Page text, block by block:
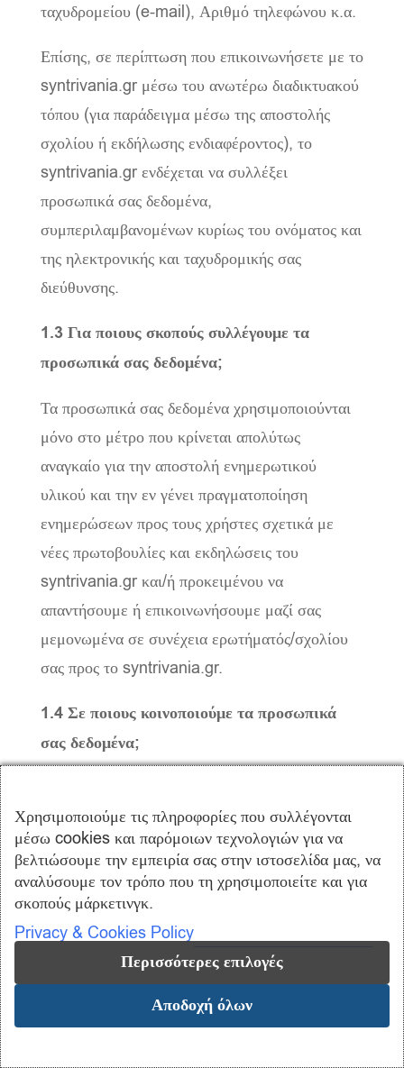
ταχυδρομείου (e-mail), Αριθμό τηλεφώνου κ.α.
Επίσης, σε περίπτωση που επικοινωνήσετε με το
syntrivania.gr μέσω του ανωτέρω διαδικτυακού
τόπου (για παράδειγμα μέσω της αποστολής
σχολίου ή εκδήλωσης ενδιαφέροντος), το
syntrivania.gr ενδέχεται να συλλέξει
προσωπικά σας δεδομένα,
συμπεριλαμβανομένων κυρίως του ονόματος και
της ηλεκτρονικής και ταχυδρομικής σας
διεύθυνσης.
1.3 Για ποιους σκοπούς συλλέγουμε τα
προσωπικά σας δεδομένα;
Τα προσωπικά σας δεδομένα χρησιμοποιούνται
μόνο στο μέτρο που κρίνεται απολύτως
αναγκαίο για την αποστολή ενημερωτικού
υλικού και την εν γένει πραγματοποίηση
ενημερώσεων προς τους χρήστες σχετικά με
νέες πρωτοβουλίες και εκδηλώσεις του
syntrivania.gr και/ή προκειμένου να
απαντήσουμε ή επικοινωνήσουμε μαζί σας
μεμονωμένα σε συνέχεια ερωτήματός/σχολίου
σας προς το syntrivania.gr.
1.4 Σε ποιους κοινοποιούμε τα προσωπικά
σας δεδομένα;
δεν αποκαλύπτονται σε τρίτους και με κανένα
τρόπο δεν δημοσιοποιούνται ή αποτελούν καθ’
οιονδήποτε τρόπο αντικείμενο εκμετάλλευσης.
Κατ’εξαίρεση, τα προσωπικά δεδομένα των
χρηστών ενδέχεται να κοινοποιηθούν σε τρίτους
παρόχους υπηρεσιών του syntrivania.gr, οι
οποίοι επεξεργάζονται τα προσωπικά σας
δεδομένα αποκλειστικά και μόνο για την
Χρησιμοποιούμε τις πληροφορίες που συλλέγονται
μέσω cookies και παρόμοιων τεχνολογιών για να
βελτιώσουμε την εμπειρία σας στην ιστοσελίδα μας, να
αναλύσουμε τον τρόπο που τη χρησιμοποιείτε και για
σκοπούς μάρκετινγκ.
Privacy & Cookies Policy
Περισσότερες επιλογές
Αποδοχή όλων